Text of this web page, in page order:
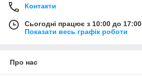
Контакти
Сьогодні працює з 10:00 до 17:00
Показати весь графік роботи
Про нас